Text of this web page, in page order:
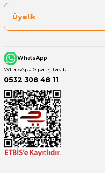
Üyelik
WhatsApp
WhatsApp Sipariş Takibi
0532 308 48 11